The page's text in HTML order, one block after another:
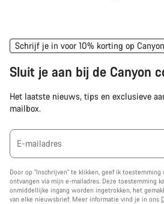
Schrijf je in voor 10% korting op
Sluit je aan bij de Canyon
Het laatste nieuws, tips en exclusieve
mailbox.
E-mailadres
Door op "Inschrijven" te klikken, geef ik
ontvangen via mijn e-mailadres. Deze toestemming
onmiddellijke ingang worden ingetrokken, het
van elke nieuwsbrief. Meer informatie vind je in ons